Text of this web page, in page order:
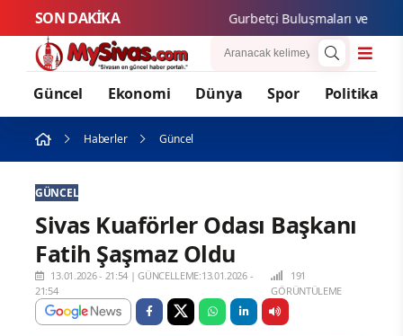
SON DAKİKA Gurbetçi Buluşmaları ve
Güncel Ekonomi Dünya Spor Politika
Haberler Güncel
GÜNCEL
Sivas Kuaförler Odası Başkanı
Fatih Şaşmaz Oldu
13.01.2026 - 21:54 |GÜNCELLEME:13.01.2026 -
21:54
191
GÖRÜNTÜLEME